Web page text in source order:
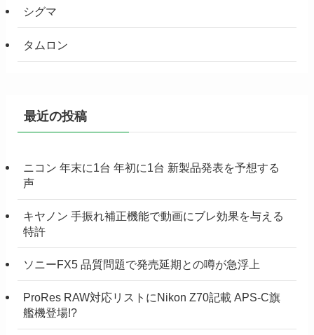
シグマ
タムロン
最近の投稿
ニコン 年末に1台 年初に1台 新製品発表を予想する
声
キヤノン 手振れ補正機能で動画にブレ効果を与える
特許
ソニーFX5 品質問題で発売延期との噂が急浮上
ProRes RAW対応リストにNikon Z70記載 APS-C旗
艦機登場!?